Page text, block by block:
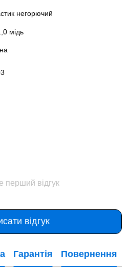
негорючий
мідь
перший відгук
відгук
Гарантія Повернення